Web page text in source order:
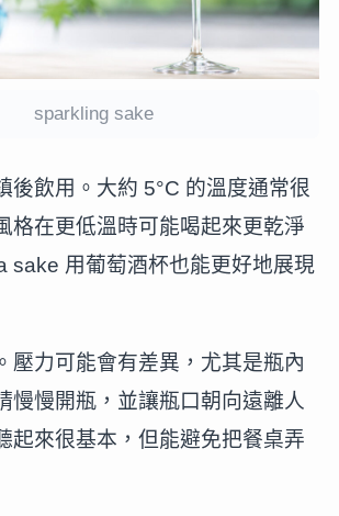
sparkling sake
後飲用。大約 5°C 的溫度通常很
格在更低溫時可能喝起來更乾淨
sake 用葡萄酒杯也能更好地展現
壓力可能會有差異，尤其是瓶內
慢慢開瓶，並讓瓶口朝向遠離人
起來很基本，但能避免把餐桌弄